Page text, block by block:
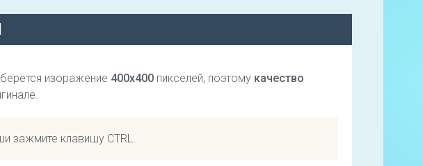
изоражение 400х400 пикселей, поэтому качество
клавишу CTRL.